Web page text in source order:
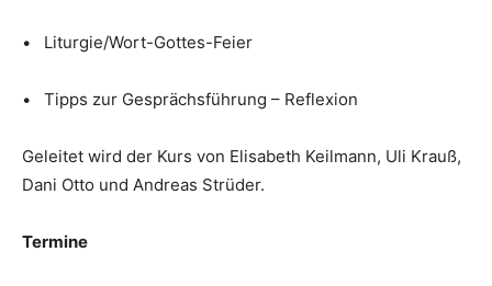
• Liturgie/Wort-Gottes-Feier
• Tipps zur Gesprächsführung – Reflexion
Geleitet wird der Kurs von Elisabeth Keilmann, Uli Krauß,
Dani Otto und Andreas Strüder.
Termine